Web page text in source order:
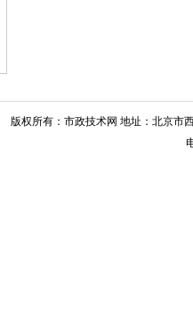
版权所有：市政技术网 地址：北京市